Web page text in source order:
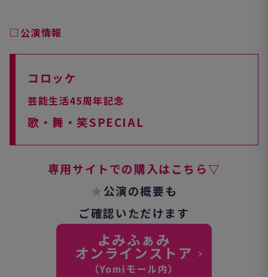
□公演情報
コ ロッケ
芸能生活45周年記念
歌・舞・笑SPECIAL
専用サイトでの購入はこちら▽
★公演の概要も
ご確認いただけます
よみふぁみ
オンラインストア
（Yomiモール内）